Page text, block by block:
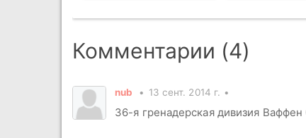
Комментарии (4)
nub 13 сент. 2014 г.
36-я гренадерская дивизия